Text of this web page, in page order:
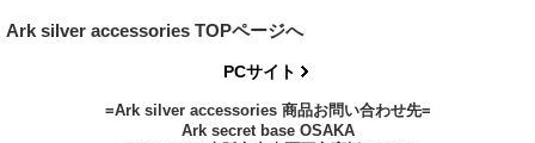
Ark silver accessories TOPページへ
PCサイト
=Ark silver accessories 商品お問い合わせ先=
Ark secret base OSAKA